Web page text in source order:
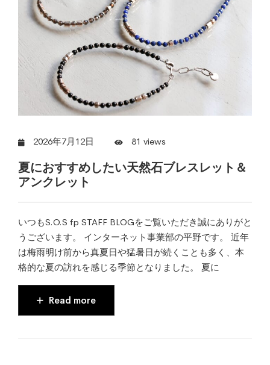
2026年7月12日 81 views
夏におすすめしたい天然石ブレスレット＆
アンクレット
いつもS.O.S fp STAFF BLOGをご覧いただき誠にありがと
うございます。 インターネット事業部の平野です。 近年
は梅雨明け前から真夏日や猛暑日が続くことも多く、本
格的な夏の訪れを感じる季節となりました。 夏に
Read more